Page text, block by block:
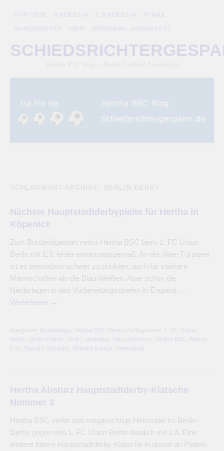
STARTSEITE BUNDESLIGA 2. BUNDESLIGA POKALE
SCHIEDSRICHTER MEHR IMPRESSUM + DATENSCHUTZ
Nächste Hauptstadtderbypleite für Hertha in
Köpenick
Zum Bundesligastart verlor Hertha BSC beim 1. FC Union
Berlin mit 1:3, leider erwartungsgemäß. An der Alten Försterei
ist es besonders schwer zu punkten, auch für stärkere
Mannschaften als die Blau-Weißen. Aber schon die
Niederlagen in den Vorbereitungsspielen in England …
Weiterlesen →
Kategorien: Bundesliga Hertha BSC Berlin | Schlagwörter:
1. FC Union
Berlin
Berlin-Derby Dodi Lukebakio Filip Uremovic Hertha BSC
Marco
Fritz Sandro Schwarz Wilfried Kanga Permalink
Hertha Absturz Hauptstadtderby-Klatsche
Nummer 3
Hertha BSC verlor das megawichtige Heimspiel im Berlin-
Derby gegen den 1. FC Union Berlin deutlich mit 1:4. Eine
weitere bittere Hauptstadtderby-Klatsche in dieser an Pleiten